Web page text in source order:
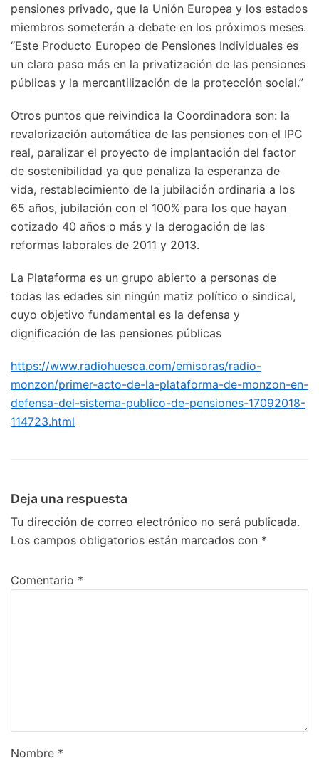
pensiones privado, que la Unión Europea y los estados
miembros someterán a debate en los próximos meses.
“Este Producto Europeo de Pensiones Individuales es
un claro paso más en la privatización de las pensiones
públicas y la mercantilización de la protección social.”
Otros puntos que reivindica la Coordinadora son: la
revalorización automática de las pensiones con el IPC
real, paralizar el proyecto de implantación del factor
de sostenibilidad ya que penaliza la esperanza de
vida, restablecimiento de la jubilación ordinaria a los
65 años, jubilación con el 100% para los que hayan
cotizado 40 años o más y la derogación de las
reformas laborales de 2011 y 2013.
La Plataforma es un grupo abierto a personas de
todas las edades sin ningún matiz político o sindical,
cuyo objetivo fundamental es la defensa y
dignificación de las pensiones públicas
https://www.radiohuesca.com/emisoras/radio-
monzon/primer-acto-de-la-plataforma-de-monzon-en-
defensa-del-sistema-publico-de-pensiones-17092018-
114723.html
Deja una respuesta
Tu dirección de correo electrónico no será publicada.
Los campos obligatorios están marcados con *
Comentario *
Nombre *